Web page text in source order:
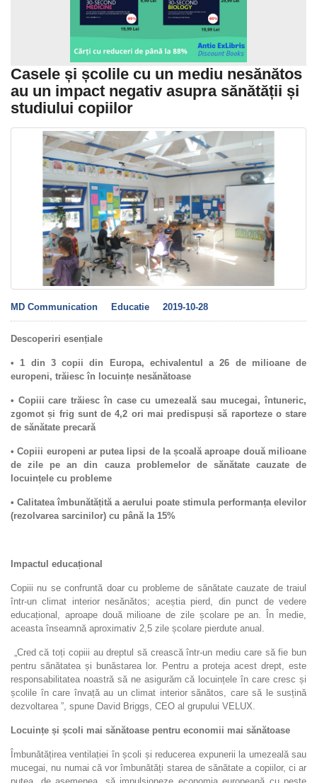
Casele și școlile cu un mediu nesănătos
au un impact negativ asupra sănătății și
studiului copiilor
MD Communication Educatie 2019-10-28
Descoperiri esențiale
• 1 din 3 copii din Europa, echivalentul a 26 de milioane de
europeni, trăiesc în locuințe nesănătoase
• Copiii care trăiesc în case cu umezeală sau mucegai, întuneric,
zgomot și frig sunt de 4,2 ori mai predispuși să raporteze o stare
de sănătate precară
• Copiii europeni ar putea lipsi de la școală aproape două milioane
de zile pe an din cauza problemelor de sănătate cauzate de
locuințele cu probleme
• Calitatea îmbunătățită a aerului poate stimula performanța elevilor
(rezolvarea sarcinilor) cu până la 15%
Impactul educațional
Copiii nu se confruntă doar cu probleme de sănătate cauzate de traiul
într-un climat interior nesănătos; aceștia pierd, din punct de vedere
educațional, aproape două milioane de zile școlare pe an. În medie,
aceasta înseamnă aproximativ 2,5 zile școlare pierdute anual.
„Cred că toți copiii au dreptul să crească într-un mediu care să fie bun
pentru sănătatea și bunăstarea lor. Pentru a proteja acest drept, este
responsabilitatea noastră să ne asigurăm că locuințele în care cresc și
școlile în care învață au un climat interior sănătos, care să le susțină
dezvoltarea ”, spune David Briggs, CEO al grupului VELUX.
Locuințe și școli mai sănătoase pentru economii mai sănătoase
Îmbunătățirea ventilației în școli și reducerea expunerii la umezeală sau
mucegai, nu numai că vor îmbunătăți starea de sănătate a copiilor, ci ar